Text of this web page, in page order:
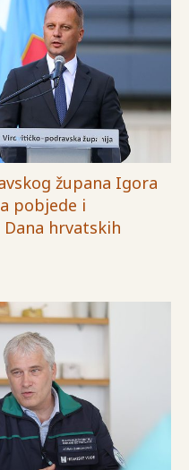
župana Igora
pobjede i
hrvatskih